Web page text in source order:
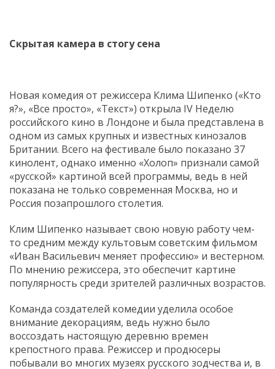
Скрытая камера в стогу сена
Новая комедия от режиссера Клима Шипенко («Кто
я?», «Все просто», «Текст») открыла IV Неделю
российского кино в Лондоне и была представлена в
одном из самых крупных и известных кинозалов
Британии. Всего на фестивале было показано 37
кинолент, однако именно «Холоп» признали самой
«русской» картиной всей программы, ведь в ней
показана не только современная Москва, но и
Россия позапрошлого столетия.
Клим Шипенко называет свою новую работу чем-
то средним между культовым советским фильмом
«Иван Васильевич меняет профессию» и вестерном.
По мнению режиссера, это обеспечит картине
популярность среди зрителей различных возрастов.
Команда создателей комедии уделила особое
внимание декорациям, ведь нужно было
воссоздать настоящую деревню времен
крепостного права. Режиссер и продюсеры
побывали во многих музеях русского зодчества и, в